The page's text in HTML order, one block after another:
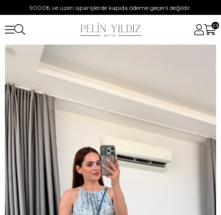
9000₺ ve üzeri siparişlerde kapıda ödeme geçerli değildir.
0